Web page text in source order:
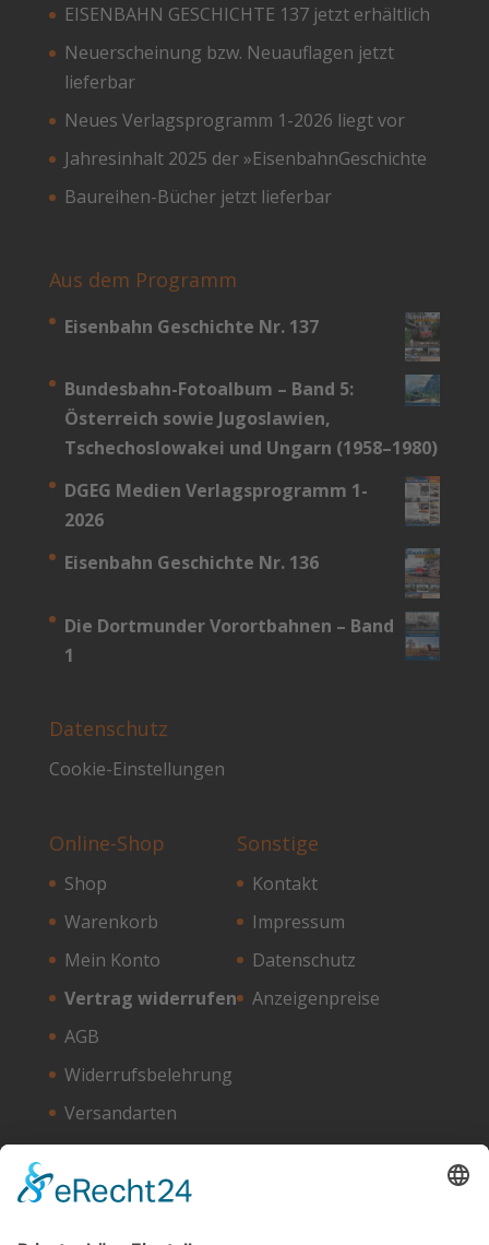
EISENBAHN GESCHICHTE 137 jetzt erhältlich
Neuerscheinung bzw. Neuauflagen jetzt
lieferbar
Neues Verlagsprogramm 1-2026 liegt vor
Jahresinhalt 2025 der »EisenbahnGeschichte
Baureihen-Bücher jetzt lieferbar
Aus dem Programm
Eisenbahn Geschichte Nr. 137
Bundesbahn-­Fotoalbum – Band 5:
Österreich sowie Jugoslawien,
Tschechoslowakei und Ungarn (1958–1980)
DGEG Medien Verlagsprogramm 1-
2026
Eisenbahn Geschichte Nr. 136
Die Dortmunder Vorortbahnen – Band
1
Datenschutz
Cookie-Einstellungen
Online-Shop
Shop
Warenkorb
Mein Konto
Vertrag widerrufen
AGB
Widerrufsbelehrung
Versandarten
Zahlungsarten
Sonstige
Kontakt
Impressum
Datenschutz
Anzeigenpreise